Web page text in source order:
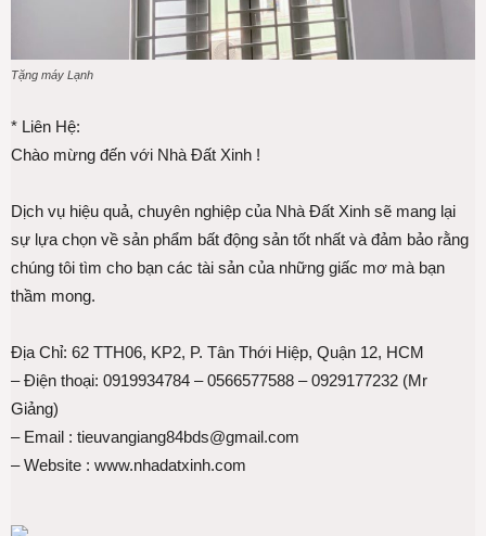
Tặng máy Lạnh
* Liên Hệ:
Chào mừng đến với Nhà Đất Xinh !
Dịch vụ hiệu quả, chuyên nghiệp của Nhà Đất Xinh sẽ mang lại
sự lựa chọn về sản phẩm bất động sản tốt nhất và đảm bảo rằng
chúng tôi tìm cho bạn các tài sản của những giấc mơ mà bạn
thầm mong.
Địa Chỉ: 62 TTH06, KP2, P. Tân Thới Hiệp, Quận 12, HCM
– Điện thoại: 0919934784 – 0566577588 – 0929177232 (Mr
Giảng)
– Email : tieuvangiang84bds@gmail.com
– Website : www.nhadatxinh.com